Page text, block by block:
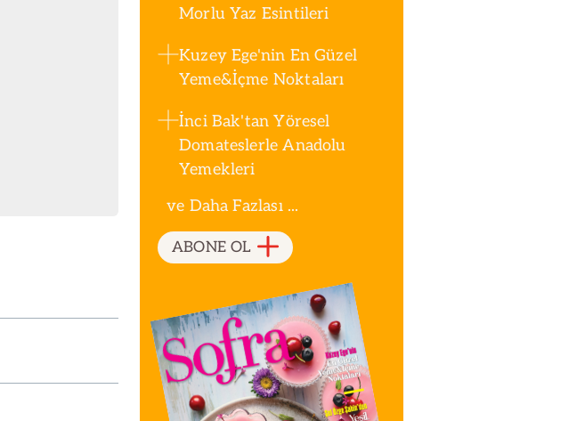
Morlu Yaz Esintileri
Kuzey Ege'nin En Güzel
Yeme&İçme Noktaları
İnci Bak'tan Yöresel
Domateslerle Anadolu
Yemekleri
ve Daha Fazlası ...
ABONE OL